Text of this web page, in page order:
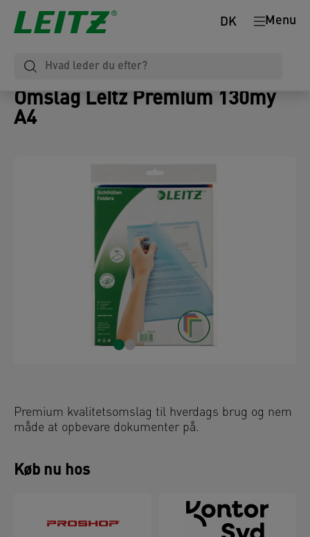
Menu
DK
Omslag Leitz Premium 130my
A4
Premium kvalitetsomslag til hverdags brug og nem
måde at opbevare dokumenter på.
Køb nu hos